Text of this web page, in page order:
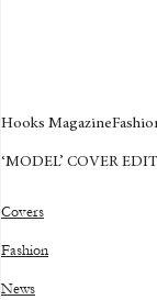
Hooks Magazine
‘MODEL’ COVER
Covers
Fashion
News